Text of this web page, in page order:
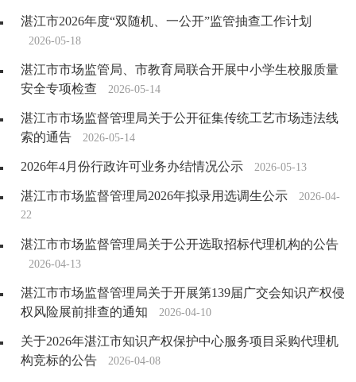
湛江市2026年度“双随机、一公开”监管抽查工作计划
2026-05-18
湛江市市场监管局、市教育局联合开展中小学生校服质量
安全专项检查
2026-05-14
湛江市市场监督管理局关于公开征集传统工艺市场违法线
索的通告
2026-05-14
2026年4月份行政许可业务办结情况公示 2026-05-13
湛江市市场监督管理局2026年拟录用选调生公示 2026-04-
22
湛江市市场监督管理局关于公开选取招标代理机构的公告
2026-04-13
湛江市市场监督管理局关于开展第139届广交会知识产权侵
权风险展前排查的通知
2026-04-10
关于2026年湛江市知识产权保护中心服务项目采购代理机
构竞标的公告
2026-04-08